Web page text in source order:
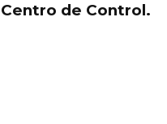
Centro de Control.